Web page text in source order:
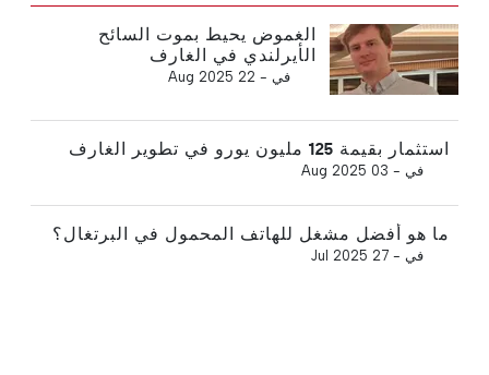
الغموض يحيط بموت السائح
الأيرلندي في الغارف
في - 22 Aug 2025
استثمار بقيمة 125 مليون يورو في تطوير الغارف
في - 03 Aug 2025
ما هو أفضل مشغل للهاتف المحمول في البرتغال؟
في - 27 Jul 2025